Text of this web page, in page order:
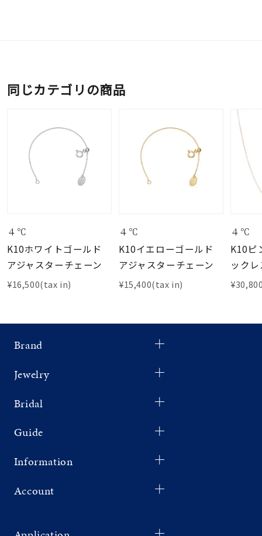
同じカテゴリの商品
４℃
K10ホワイトゴールド
アジャスターチェーン
¥16,500(tax in)
４℃
K10イエローゴールド
アジャスターチェーン
¥15,400(tax in)
４℃
K10ピ
ック
Brand
Jewelry
Bridal
Guide
Information
Account